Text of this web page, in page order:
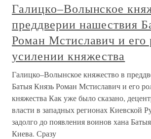
Галицко–Волынское
преддверии нашествия
Роман Мстиславич и его
усилении княжества
Галицко–Волынское княжество в
Батыя Князь Роман Мстиславич и его
княжества Как уже было сказано,
власти в западных регионах Киевской
задолго до появления воинов хана
Киева. Сразу